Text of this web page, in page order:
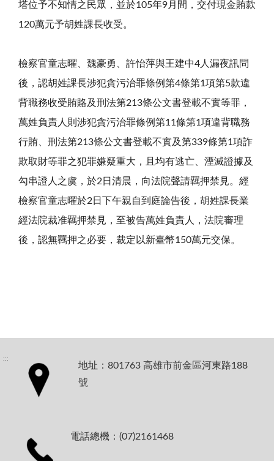
塔位予不知情之民眾，並於105年9月間，交付現金賄款
120萬元予胡姓課長收受。
檢察官童志曜、魏豪勇、許怡萍與王建中4人漏夜訊問
後，認胡姓課長涉犯貪污治罪條例第4條第1項第5款違
背職務收受賄賂及刑法第213條公文書登載不實等罪，
萬姓負責人則涉犯貪污治罪條例第11條第1項違背職務
行賄、刑法第213條公文書登載不實及第339條第1項詐
欺取財等罪之犯罪嫌疑重大，且均有逃亡、湮滅證據及
勾串證人之虞，於2日清晨，向法院聲請羈押禁見。經
檢察官童志曜於2日下午親自到庭論告後，胡姓課長業
經法院裁准羈押禁見，至被告萬姓負責人，法院審理
後，認無羈押之必要，裁定以新臺幣150萬元交保。
:::
地址：801763 高雄市前金區河東路188
號
電話總機：(07)2161468